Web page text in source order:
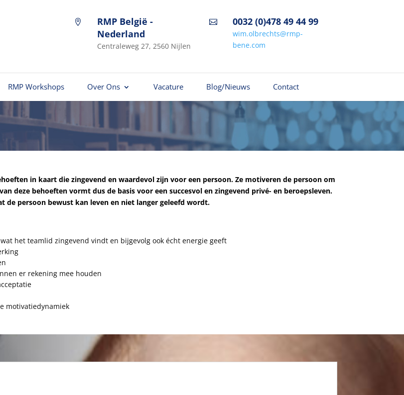

RMP België -
Nederland
Centraleweg 27, 2560 Nijlen
 0032 (0)478 49 44 99
wim.olbrechts@rmp-
bene.com
RMP Workshops Over Ons Vacature Blog/Nieuws Contact
in kaart die zingevend en waardevol zijn voor een persoon. Ze motiveren de persoon om
deze behoeften vormt dus de basis voor een succesvol en zingevend privé- en beroepsleven.
persoon bewust kan leven en niet langer geleefd wordt.
het teamlid zingevend vindt en bijgevolg ook écht energie geeft
er rekening mee houden
motivatiedynamiek